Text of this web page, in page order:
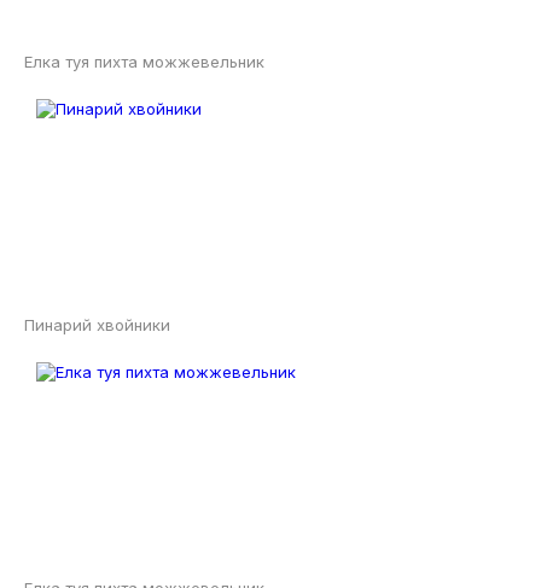
Елка туя пихта можжевельник
Пинарий хвойники